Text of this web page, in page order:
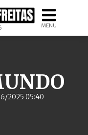
MENU
6/2025 05:40